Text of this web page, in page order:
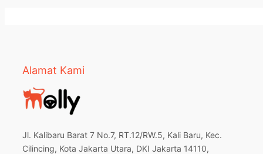
Alamat Kami
Jl. Kalibaru Barat 7 No.7, RT.12/RW.5, Kali Baru, Kec.
Cilincing, Kota Jakarta Utara, DKI Jakarta 14110,